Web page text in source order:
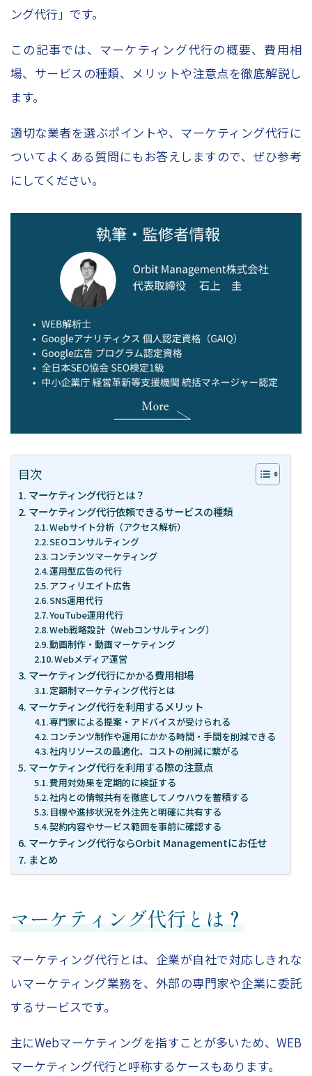
スポット診断お申込み
レポーティングサービスお申込み
Column
コラムトップ
– WEBマーケティング
– レポート作成
– WEBデータ分析
– 経営戦略
「WEBマーケティングを徹底解説」
お問い合わせ
資料請求
スポット診断
ング代行」です。
この記事では、マーケティング代行の概要、費用相
場、サービスの種類、メリットや注意点を徹底解説し
ます。
適切な業者を選ぶポイントや、マーケティング代行に
ついてよくある質問にもお答えしますので、ぜひ参考
にしてください。
目次
マーケティング代行とは？
マーケティング代行依頼できるサービスの種類
Webサイト分析（アクセス解析）
SEOコンサルティング
コンテンツマーケティング
運用型広告の代行
アフィリエイト広告
SNS運用代行
YouTube運用代行
Web戦略設計（Webコンサルティング）
動画制作・動画マーケティング
Webメディア運営
マーケティング代行にかかる費用相場
定額制マーケティング代行とは
マーケティング代行を利用するメリット
専門家による提案・アドバイスが受けられる
コンテンツ制作や運用にかかる時間・手間を削減できる
社内リソースの最適化、コストの削減に繋がる
マーケティング代行を利用する際の注意点
費用対効果を定期的に検証する
社内との情報共有を徹底してノウハウを蓄積する
目標や進捗状況を外注先と明確に共有する
契約内容やサービス範囲を事前に確認する
マーケティング代行ならOrbit Managementにお任せ
まとめ
マーケティング代行とは？
マーケティング代行とは、企業が自社で対応しきれな
いマーケティング業務を、外部の専門家や企業に委託
するサービスです。
主にWebマーケティングを指すことが多いため、WEB
マーケティング代行と呼称するケースもあります。